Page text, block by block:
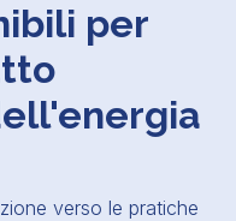
per
verso le pratiche